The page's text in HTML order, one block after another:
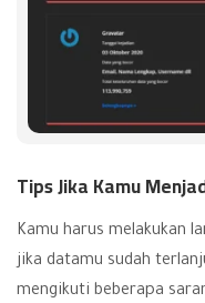
Tips Jika Kamu
Kamu harus melakukan
jika datamu sudah
mengikuti beberapa